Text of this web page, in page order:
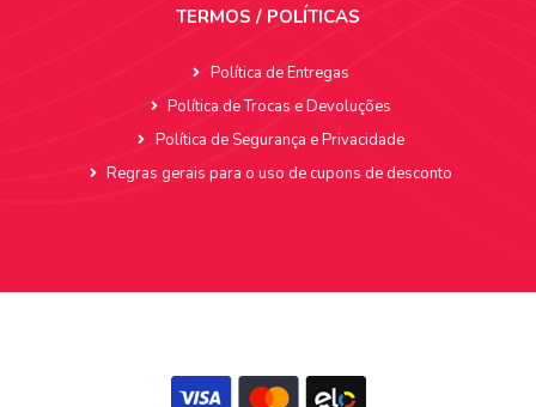
TERMOS / POLÍTICAS
Política de Entregas
Política de Trocas e Devoluções
Política de Segurança e Privacidade
Regras gerais para o uso de cupons de desconto